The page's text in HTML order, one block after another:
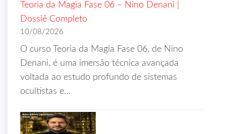
Teoria da Magia Fase 06 – Nino Denani |
Dossiê Completo
10/08/2026
O curso Teoria da Magia Fase 06, de Nino
Denani, é uma imersão técnica avançada
voltada ao estudo profundo de sistemas
ocultistas e…